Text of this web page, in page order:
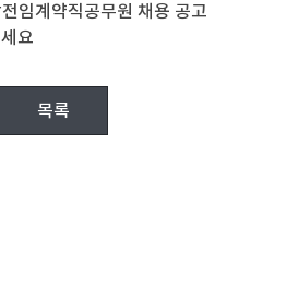
임계약직공무원 채용 공고
요
목록